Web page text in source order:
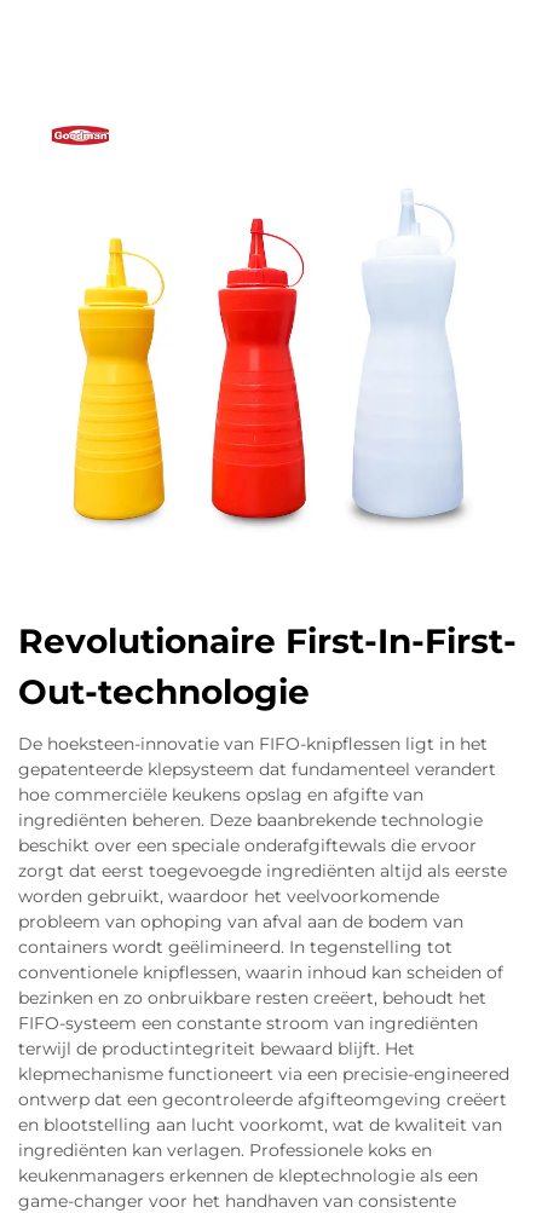
Revolutionaire First-In-First-
Out-technologie
De hoeksteen-innovatie van FIFO-knipflessen ligt in het
gepatenteerde klepsysteem dat fundamenteel verandert
hoe commerciële keukens opslag en afgifte van
ingrediënten beheren. Deze baanbrekende technologie
beschikt over een speciale onderafgiftewals die ervoor
zorgt dat eerst toegevoegde ingrediënten altijd als eerste
worden gebruikt, waardoor het veelvoorkomende
probleem van ophoping van afval aan de bodem van
containers wordt geëlimineerd. In tegenstelling tot
conventionele knipflessen, waarin inhoud kan scheiden of
bezinken en zo onbruikbare resten creëert, behoudt het
FIFO-systeem een constante stroom van ingrediënten
terwijl de productintegriteit bewaard blijft. Het
klepmechanisme functioneert via een precisie-engineered
ontwerp dat een gecontroleerde afgifteomgeving creëert
en blootstelling aan lucht voorkomt, wat de kwaliteit van
ingrediënten kan verlagen. Professionele koks en
keukenmanagers erkennen de kleptechnologie als een
game-changer voor het handhaven van consistente